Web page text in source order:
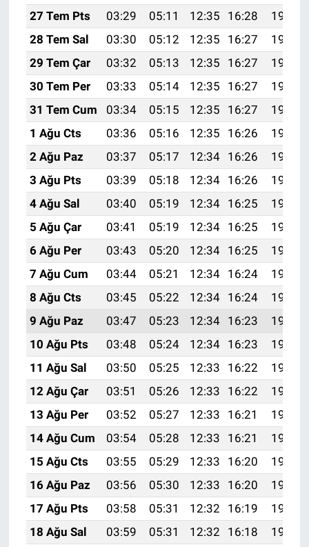
27 Tem Pts
03:29 05:11 12:35 16:28
19:48
28 Tem Sal
03:30 05:12 12:35 16:27
19:47
29 Tem Çar
03:32 05:13 12:35 16:27
19:46
30 Tem Per
03:33 05:14 12:35 16:27
19:45
31 Tem Cum
03:34 05:15 12:35 16:27
19:44
1 Ağu Cts
03:36 05:16 12:35 16:26
19:43
2 Ağu Paz
03:37 05:17 12:34 16:26
19:42
3 Ağu Pts
03:39 05:18 12:34 16:26
19:41
4 Ağu Sal
03:40 05:19 12:34 16:25
19:40
5 Ağu Çar
03:41 05:19 12:34 16:25
19:39
6 Ağu Per
03:43 05:20 12:34 16:25
19:38
7 Ağu Cum
03:44 05:21 12:34 16:24
19:37
8 Ağu Cts
03:45 05:22 12:34 16:24
19:36
9 Ağu Paz
03:47 05:23 12:34 16:23
19:34
10 Ağu Pts
03:48 05:24 12:34 16:23
19:33
11 Ağu Sal
03:50 05:25 12:33 16:22
19:32
12 Ağu Çar
03:51 05:26 12:33 16:22
19:31
13 Ağu Per
03:52 05:27 12:33 16:21
19:30
14 Ağu Cum
03:54 05:28 12:33 16:21
19:28
15 Ağu Cts
03:55 05:29 12:33 16:20
19:27
16 Ağu Paz
03:56 05:30 12:33 16:20
19:26
17 Ağu Pts
03:58 05:31 12:32 16:19
19:24
18 Ağu Sal
03:59 05:31 12:32 16:18
19:23